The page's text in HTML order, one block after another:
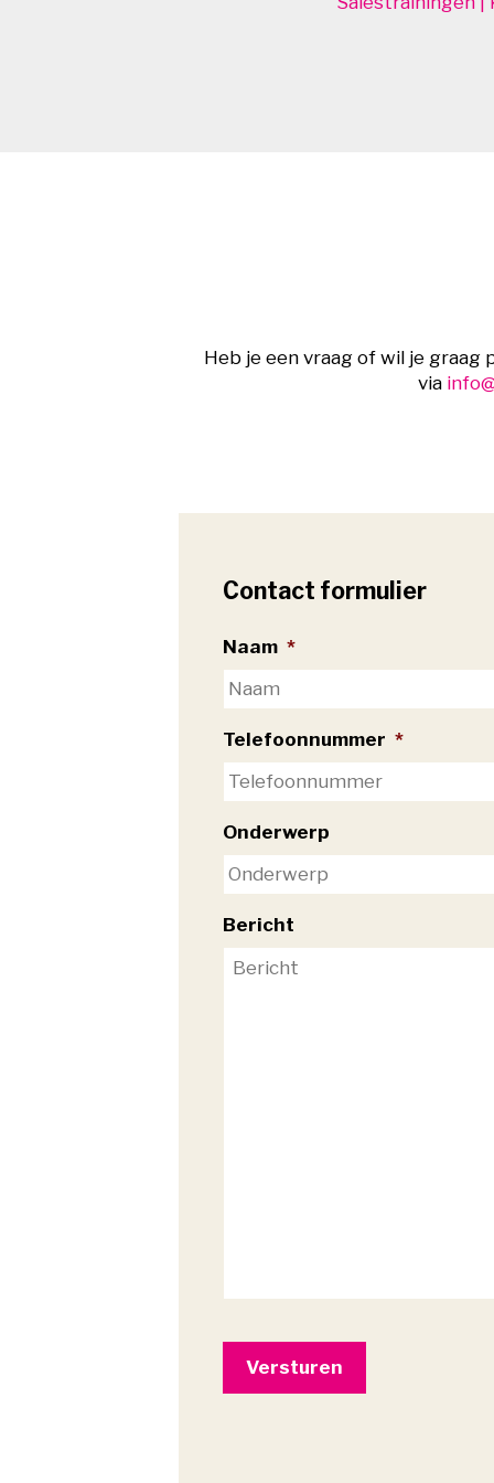
Heb je een vraag of wil je
via
Contact formulier
Naam *
Telefoonnummer *
Onderwerp
Bericht